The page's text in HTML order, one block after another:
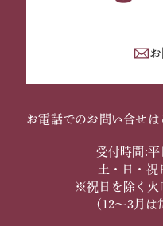
お電話でのお問い合せは
受付時間:平
土・日・
※祝日を除く火
（12～3月は